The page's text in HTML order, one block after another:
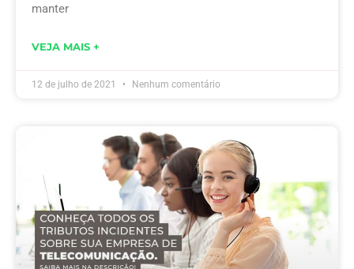
manter
VEJA MAIS +
12 de julho de 2021 Nenhum comentário